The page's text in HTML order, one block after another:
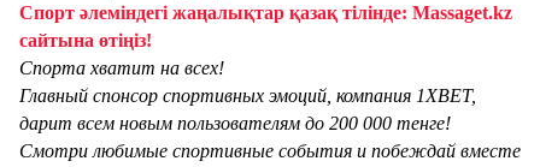
Спорт әлеміндегі жаңалықтар қазақ тілінде: Massaget.kz
сайтына өтіңіз!
Спорта хватит на всех!
Главный спонсор спортивных эмоций, компания 1XBET,
дарит всем новым пользователям до 200 000 тенге!
Смотри любимые спортивные события и побеждай вместе